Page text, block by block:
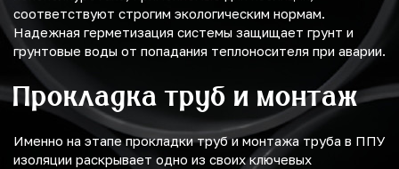
соответствуют строгим экологическим нормам.
Надежная герметизация системы защищает грунт и
грунтовые воды от попадания теплоносителя при аварии.
Прокладка труб и монтаж
Именно на этапе прокладки труб и монтажа труба в ППУ
изоляции раскрывает одно из своих ключевых